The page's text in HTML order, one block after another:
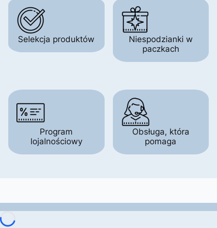
Selekcja produktów
Niespodzianki w
paczkach
Program
lojalnościowy
Obsługa, która
pomaga